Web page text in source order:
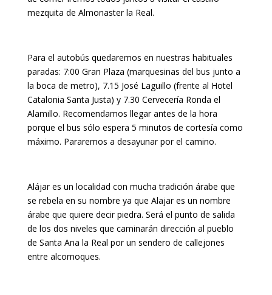
mezquita de Almonaster la Real.
Para el autobús quedaremos en nuestras habituales
paradas: 7:00 Gran Plaza (marquesinas del bus junto a
la boca de metro), 7.15 José Laguillo (frente al Hotel
Catalonia Santa Justa) y 7.30 Cervecería Ronda el
Alamillo. Recomendamos llegar antes de la hora
porque el bus sólo espera 5 minutos de cortesía como
máximo. Pararemos a desayunar por el camino.
Alájar es un localidad con mucha tradición árabe que
se rebela en su nombre ya que Alajar es un nombre
árabe que quiere decir piedra. Será el punto de salida
de los dos niveles que caminarán dirección al pueblo
de Santa Ana la Real por un sendero de callejones
entre alcornoques.